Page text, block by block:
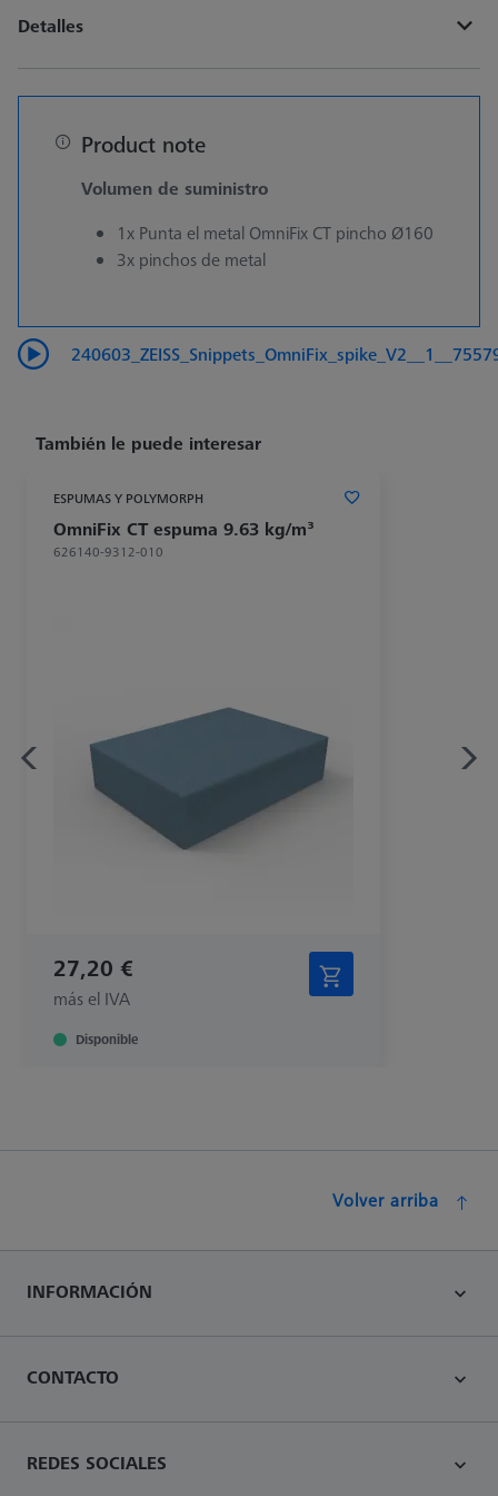
Detalles
Product note
Volumen de suministro
1x Punta el metal OmniFix CT pincho Ø160
3x pinchos de metal
También le puede interesar
ESPUMAS Y POLYMORPH
OmniFix CT espuma 9.63 kg/m³
626140-9312-010
27,20 €
más el IVA
Disponible
Volver arriba
INFORMACIÓN
CONTACTO
REDES SOCIALES